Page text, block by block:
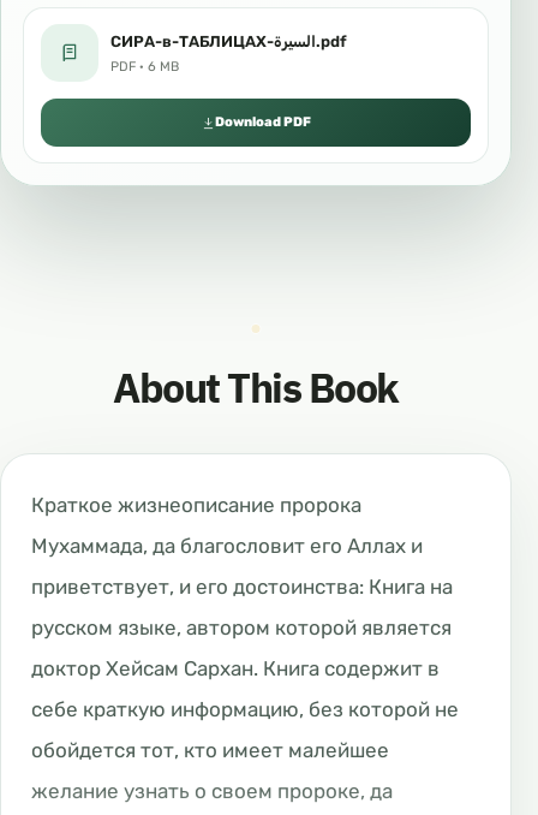
СИРА-в-ТАБЛИЦАХ-السيرة.pdf
PDF · 6 MB
Download PDF
About This Book
Краткое жизнеописание пророка
Мухаммада, да благословит его Аллах и
приветствует, и его достоинства: Книга на
русском языке, автором которой является
доктор Хейсам Сархан. Книга содержит в
себе краткую информацию, без которой не
обойдется тот, кто имеет малейшее
желание узнать о своем пророке, да